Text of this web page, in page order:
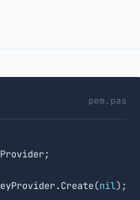
pem.pas
nil);